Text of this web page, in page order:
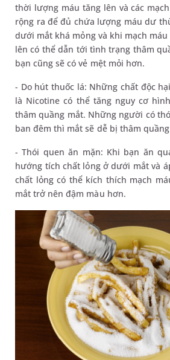
thời lượng máu tăng lên và các
rộng ra để đủ chứa lượng máu dư
dưới mắt khá mỏng và khi mạch
lên có thể dẫn tới tình trạng thâm
bạn cũng sẽ có vẻ mệt mỏi hơn.
- Do hút thuốc lá: Những chất độc
là Nicotine có thể tăng nguy cơ
thâm quầng mắt. Những người có
ban đêm thì mắt sẽ dễ bị thâm
- Thói quen ăn mặn: Khi bạn ăn
hướng tích chất lỏng ở dưới mắt và
chất lỏng có thể kích thích mạch
mắt trở nên đậm màu hơn.